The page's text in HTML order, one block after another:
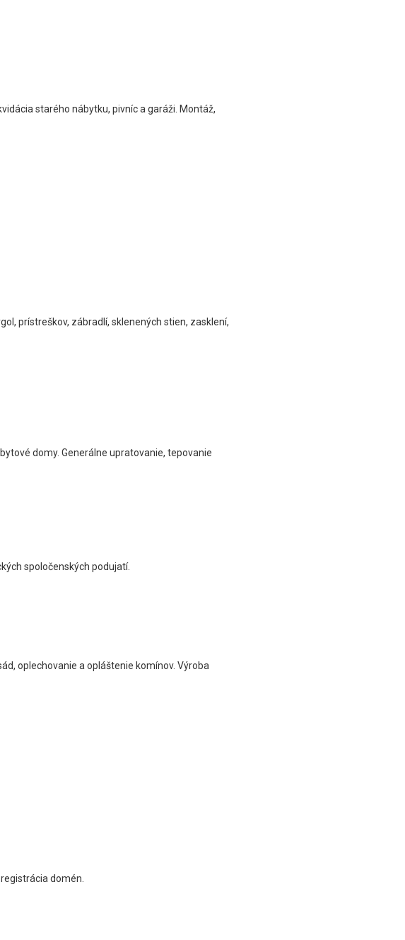
starého nábytku, pivníc a garáži. Montáž,
prístreškov, zábradlí, sklenených stien, zasklení,
domy. Generálne upratovanie, tepovanie
spoločenských podujatí.
oplechovanie a opláštenie komínov. Výroba
domén.